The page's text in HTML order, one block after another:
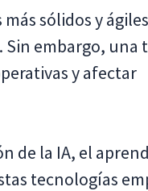
sólidos y
embargo, una
y afectar
de la IA, el
tecnologías